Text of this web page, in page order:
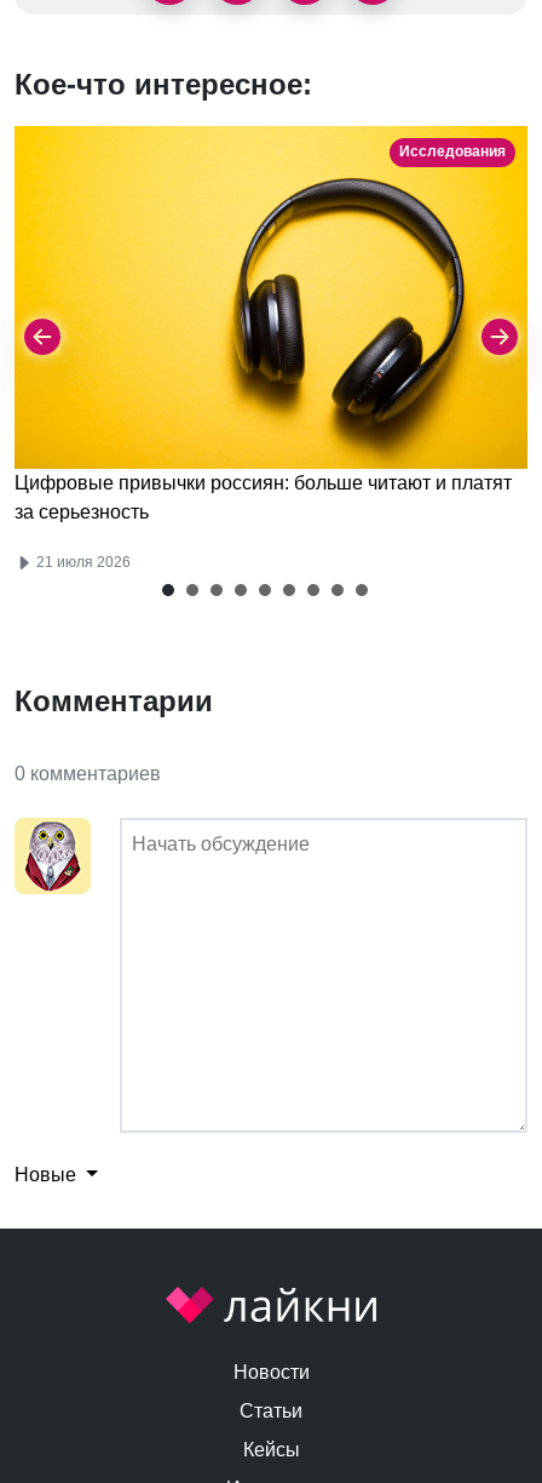
Кое-что интересное:
Исследования
Цифровые привычки россиян: больше читают и платят
за серьезность
21 июля 2026
Комментарии
0 комментариев
Новые
Новости
Статьи
Кейсы